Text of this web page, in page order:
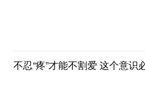
不忍“疼”才能不割爱 这个意识